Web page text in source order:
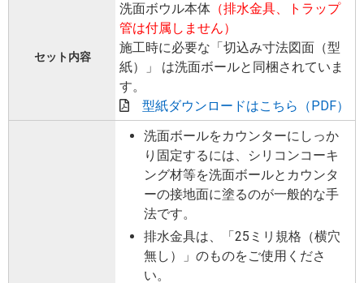
セット内容
洗面ボウル本体 （排水金具、トラップ
管は付属しません）
施工時に必要な「切込み寸法図面（型
紙）」 は洗面ボールと同梱されていま
す。
型紙ダウンロードはこちら（PDF）
洗面ボールをカウンターにしっか
り固定するには、シリコンコーキ
ング材等を洗面ボールとカウンタ
ーの接地面に塗るのが一般的な手
法です。
排水金具は、「25ミリ規格（横穴
無し）」のものをご使用くださ
い。